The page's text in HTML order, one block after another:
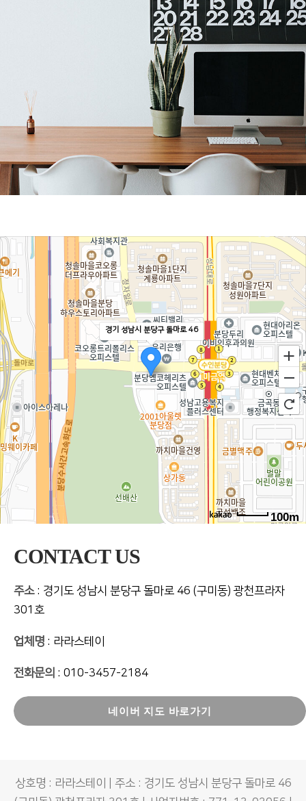
경기 성남시 분당구 돌마로 46
100m
CONTACT US
주소: 경기도 성남시 분당구 돌마로 46 (구미동) 광천프라자
301호
업체명 : 라라스테이
전화문의 : 010-3457-2184
네이버 지도 바로가기
상호명 : 라라스테이 | 주소 : 경기도 성남시 분당구 돌마로 46